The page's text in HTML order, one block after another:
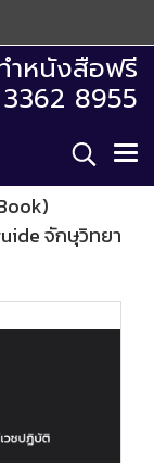
ำหนังสือฟรี
8955
จักษุวิทยา